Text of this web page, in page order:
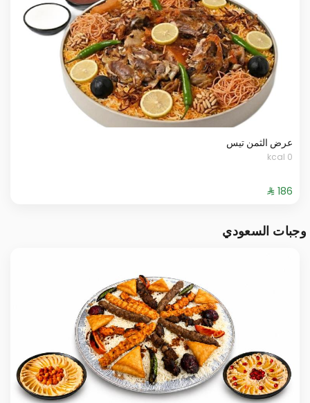
عرض الثمن تيس
0 kcal
وجبات السعودي